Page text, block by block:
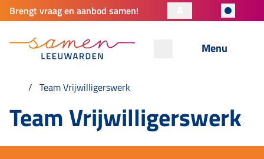
Brengt vraag en aanbod samen!
Menu
Team Vrijwilligerswerk
Team Vrijwilligerswerk